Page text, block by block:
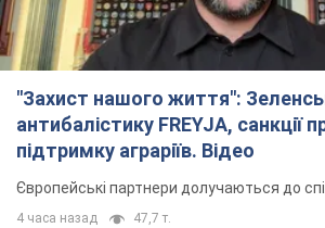
"Захист нашого життя":
антибалістику FREYJA, санкції
підтримку аграріїв. Відео
Європейські партнери долучаються до
4 часа назад 47,7 т.